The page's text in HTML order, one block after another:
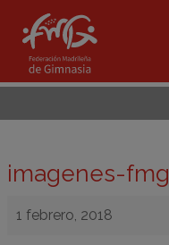
imagenes-fmg
1 febrero, 2018